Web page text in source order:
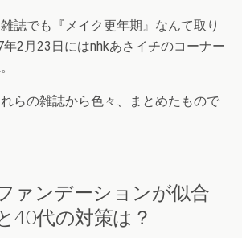
誌でも『メイク更年期』なんて取り
2月23日にはnhkあさイチのコーナー
らの雑誌から色々、まとめたもので
ァンデーションが似合
40代の対策は？